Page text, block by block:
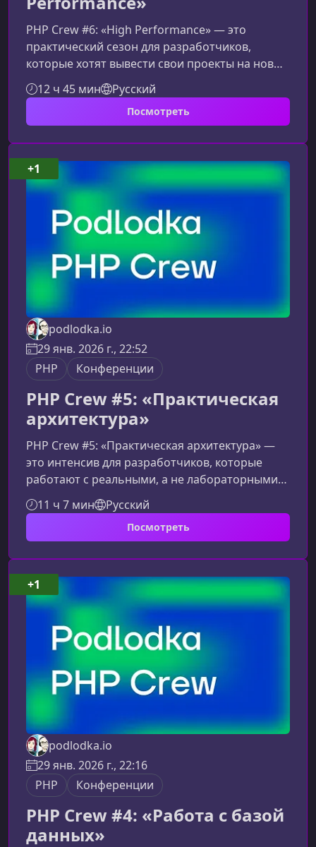
PHP Crew #6: «High Performance» — это
практический сезон для разработчиков,
которые хотят вывести свои проекты на новый
уровень скорости и масштабируемости. Здесь
вы получите системное понимание того, как
устроена производительность современного
сетевой инфраструктуры, баз данных и
AI‑ориентированных компонентов.О чём этот
сезонПрограмма сфокусирована на реальных
проблемах высоконагруженных проектов и
12 ч 45 мин Русский
Посмотреть
podlodka.io
29 янв. 2026 г., 22:52
PHP
Конференции
PHP Crew #5: «Практическая
архитектура»
PHP Crew #5: «Практическая архитектура» —
это интенсив для разработчиков, которые
работают с реальными, а не лабораторными
проектами. Здесь вы узнаете, как развивать
сложные PHP‑системы, снижать технический
долг и внедрять архитектурные решения без
чём этот сезон PHP CrewПрограмма
сфокусирована на реальных сценариях, с
которыми сталкиваются команды,
поддерживающие и масштабирующие
существующие проекты
11 ч 7 мин Русский
Посмотреть
+1
podlodka.io
29 янв. 2026 г., 22:16
PHP
Конференции
PHP Crew #4: «Работа с базой
данных»
+1